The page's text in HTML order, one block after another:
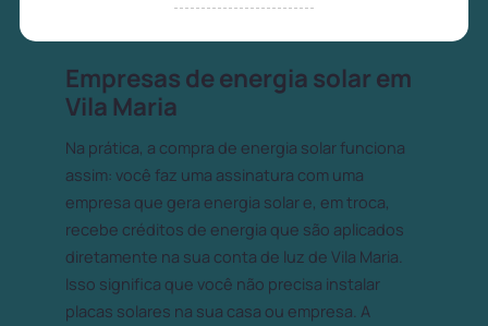
Empresas de energia solar em
Vila Maria
Na prática, a compra de energia solar funciona
assim: você faz uma assinatura com uma
empresa que gera energia solar e, em troca,
recebe créditos de energia que são aplicados
diretamente na sua conta de luz de Vila Maria.
Isso significa que você não precisa instalar
placas solares na sua casa ou empresa. A